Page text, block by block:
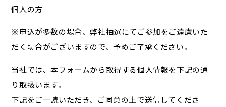
個人の方
※申込が多数の場合、弊社抽選にてご参加をご遠慮いた
だく場合がございますので、予めご了承ください。
当社では、本フォームから取得する個人情報を下記の通
り取扱います。
下記をご一読いただき、ご同意の上で送信してくださ